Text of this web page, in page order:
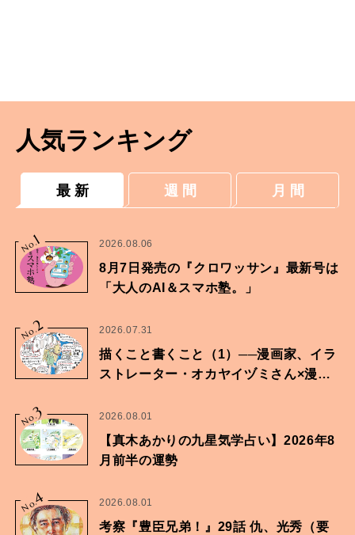
人気ランキング
最 新 週 間 月 間
No.
1 2026.08.06
8月7日発売の『クロワッサン』最新号は
「大人のAI＆スマホ塾。」
No.2 2026.07.31
描くこと書くこと（1）──漫画家、イラ
ストレーター・オカヤイヅミさん×漫画
No.3 2026.08.01
【真木あかりの九星気学占い】2026年8
月前半の運勢
No.4 2026.08.01
考察『豊臣兄弟！』29話 仇、光秀（要